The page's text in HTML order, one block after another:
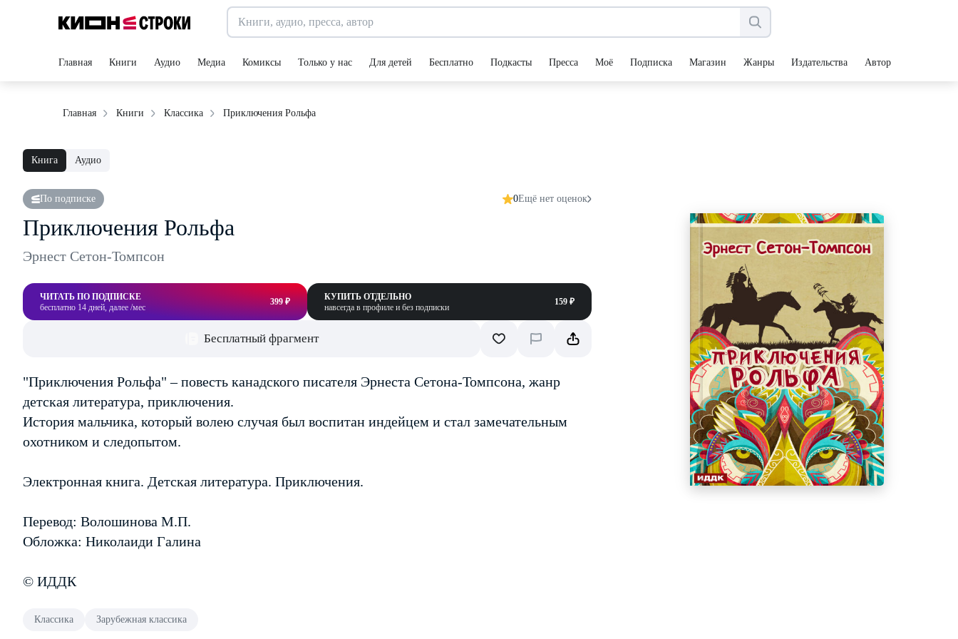
Главная Книги Аудио Медиа Комиксы Только у нас Для детей Бесплатно Подкасты Пресса Моё Подписка Магазин Жанры Издательства Авторы
Главная Книги Классика Приключения Рольфа
Книга Аудио
По подписке 0Ещё нет оценок
Приключения Рольфа
Эрнест Сетон-Томпсон
ЧИТАТЬ ПО ПОДПИСКЕ
бесплатно 14 дней, далее /мес
399 ₽
КУПИТЬ ОТДЕЛЬНО
навсегда в профиле и без подписки
159 ₽
Бесплатный фрагмент
"Приключения Рольфа" – повесть канадского писателя Эрнеста Сетона-Томпсона, жанр
детская литература, приключения.
История мальчика, который волею случая был воспитан индейцем и стал замечательным
охотником и следопытом.
Электронная книга. Детская литература. Приключения.
Перевод: Волошинова М.П.
Обложка: Николаиди Галина
© ИДДК
Классика Зарубежная классика